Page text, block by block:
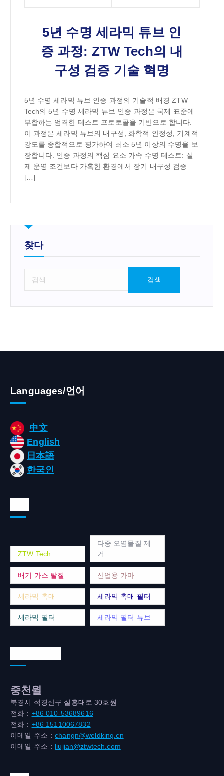
5년 수명 세라믹 튜브 인
증 과정: ZTW Tech의 내
구성 검증 기술 혁명
5년 수명 세라믹 튜브 인증 과정의 기술적 배경 ZTW
Tech의 5년 수명 세라믹 튜브 인증 과정은 국제 표준에
부합하는 엄격한 테스트 프로토콜을 기반으로 합니다.
이 과정은 세라믹 튜브의 내구성, 화학적 안정성, 기계적
강도를 종합적으로 평가하여 최소 5년 이상의 수명을 보
장합니다. 인증 과정의 핵심 요소 가속 수명 테스트: 실
제 운영 조건보다 가혹한 환경에서 장기 내구성 검증
[…]
찾다
Languages/언어
中文
English
日本語
한국인
ZTW Tech
다중 오염물질 제
거
배기 가스 탈질 산업용 가마
세라믹 촉매 세라믹 촉매 필터
세라믹 필터 세라믹 필터 튜브
중천윌
북경시 석경산구 실흥대로 30호원
전화： +86 010-53689616
전화： +86 15110067832
이메일 주소：changn@weldking.cn
이메일 주소： liujian@ztwtech.com